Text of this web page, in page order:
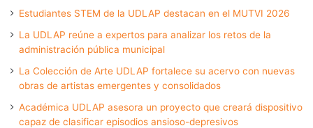
Estudiantes STEM de la UDLAP destacan en el MUTVI 2026
La UDLAP reúne a expertos para analizar los retos de la
administración pública municipal
La Colección de Arte UDLAP fortalece su acervo con nuevas
obras de artistas emergentes y consolidados
Académica UDLAP asesora un proyecto que creará dispositivo
capaz de clasificar episodios ansioso-depresivos